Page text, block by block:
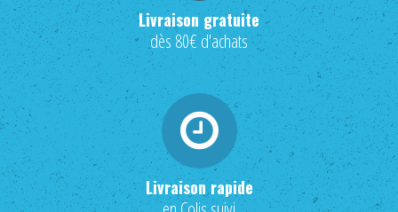
Livraison gratuite
dès 80€ d'achats
Livraison rapide